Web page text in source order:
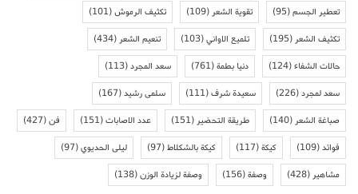
تعطير الجسم(95) تقوية الشعر(109) تكثيف الرموش(101)
تكثيف الشعر(195) تلميع الاواني(103) تنعيم الشعر(434)
حالات الشفاء(124) دنيا بطمة(761) سعد المجرد(113)
سعد لمجرد(226) سعيدة شرف(111) سلمى رشيد(167)
صباغة الشعر(140) طريقة التحضير(151) عدد الاصابات(151) فن(427)
فوائد(109) كيكة(117) كيكة بالشكلاط(97) ليلى الحديوي(97)
مشاهير(428) وصفة(156) وصفة لزيادة الوزن(138)